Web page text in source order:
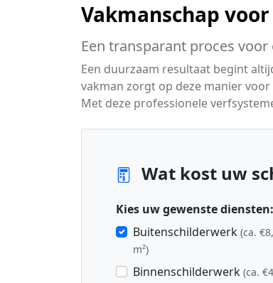
Vakmanschap
Een transparant proces
Een duurzaam resultaat begint
vakman zorgt op deze manier
Met deze professionele
Wat kost uw
Kies uw gewenste diensten:
Buitenschilderwerk (ca.
m²)
Binnenschilderwerk (ca.